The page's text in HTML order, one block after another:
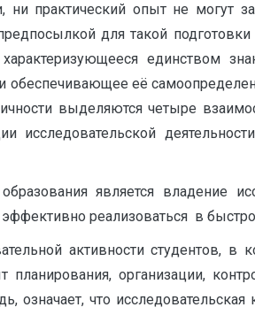
ни практический опыт не могут
для такой
единством
её
выделяются четыре
исследовательской
является владение
реализоваться в
активности студентов,
организации,
означает, что